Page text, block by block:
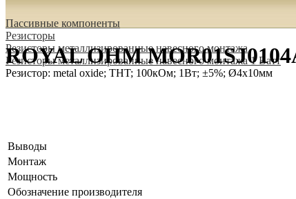
Пассивные компоненты
Резисторы
Резисторы металлизированные навесного монтажа
Резисторы металлизированные навесного монтажа 1 Ватт
Резистор: metal oxide; THT; 100кОм; 1Вт; ±5%; Ø4x10мм
ROYAL OHM
Выводы
Монтаж
Мощность
Обозначение производителя